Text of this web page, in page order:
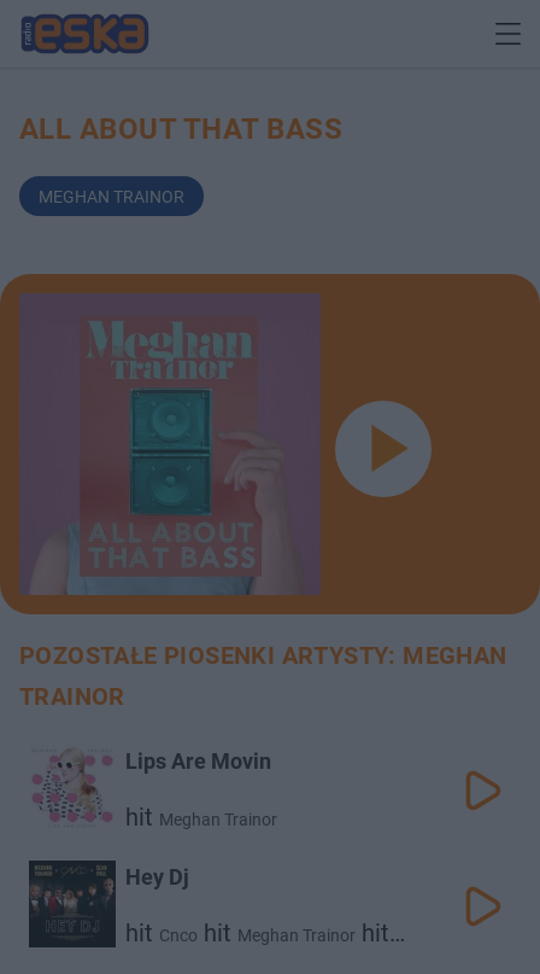
ALL ABOUT THAT BASS
MEGHAN TRAINOR
POZOSTAŁE PIOSENKI ARTYSTY: MEGHAN
TRAINOR
Lips Are Movin
hit Meghan Trainor
Hey Dj
hit Cnco hit Meghan Trainor hit